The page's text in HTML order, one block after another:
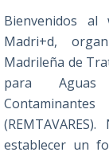
Bienvenidos
Madri+d,
Madrileña de
para Aguas
establecer un